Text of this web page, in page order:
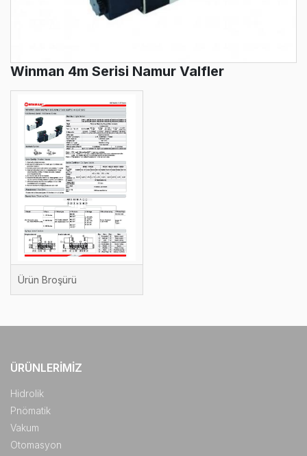
Winman 4m Serisi Namur Valfler
Ürün Broşürü
ÜRÜNLERIMIZ
Hidrolik
Pnömatik
Vakum
Otomasyon